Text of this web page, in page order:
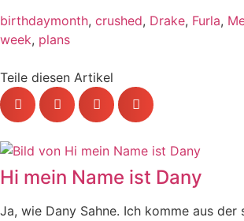
birthdaymonth, crushed, Drake, Furla,
week, plans
Teile diesen Artikel
Hi mein Name ist Dany
Ja, wie Dany Sahne. Ich komme aus der